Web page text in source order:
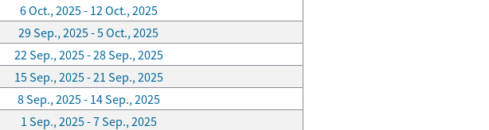
6 Oct., 2025 - 12 Oct., 2025
29 Sep., 2025 - 5 Oct., 2025
22 Sep., 2025 - 28 Sep., 2025
15 Sep., 2025 - 21 Sep., 2025
8 Sep., 2025 - 14 Sep., 2025
1 Sep., 2025 - 7 Sep., 2025